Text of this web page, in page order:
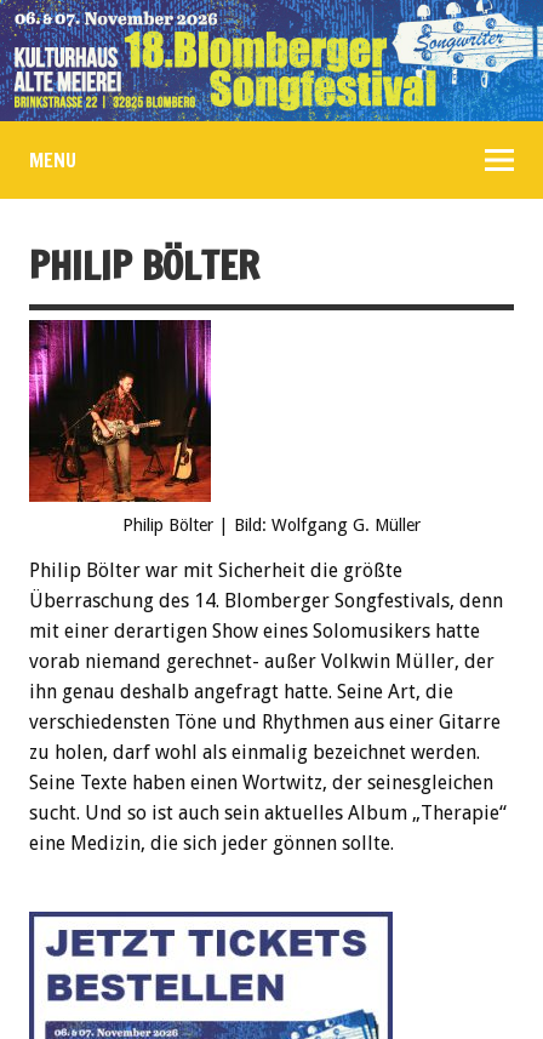
MENU
PHILIP BÖLTER
Philip Bölter | Bild: Wolfgang G. Müller
Philip Bölter war mit Sicherheit die größte
Überraschung des 14. Blomberger Songfestivals, denn
mit einer derartigen Show eines Solomusikers hatte
vorab niemand gerechnet- außer Volkwin Müller, der
ihn genau deshalb angefragt hatte. Seine Art, die
verschiedensten Töne und Rhythmen aus einer Gitarre
zu holen, darf wohl als einmalig bezeichnet werden.
Seine Texte haben einen Wortwitz, der seinesgleichen
sucht. Und so ist auch sein aktuelles Album „Therapie“
eine Medizin, die sich jeder gönnen sollte.